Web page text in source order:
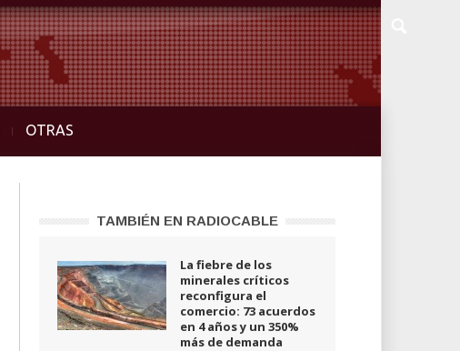
OTRAS
TAMBIÉN EN RADIOCABLE
La fiebre de los
minerales críticos
reconfigura el
comercio: 73 acuerdos
en 4 años y un 350%
más de demanda